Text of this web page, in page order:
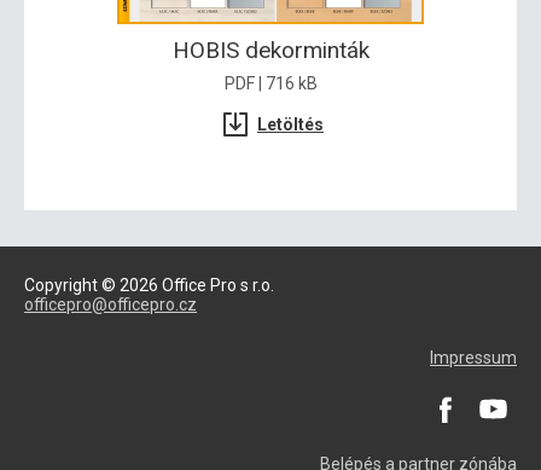
HOBIS dekorminták
PDF | 716 kB
Letöltés
Copyright © 2026 Office Pro s r.o.
officepro@officepro.cz
Impressum
Belépés a partner zónába